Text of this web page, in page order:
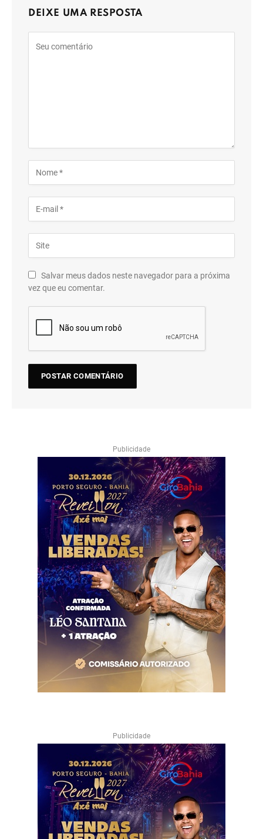
DEIXE UMA RESPOSTA
Salvar meus dados neste navegador para a próxima
vez que eu comentar.
Publicidade
Publicidade